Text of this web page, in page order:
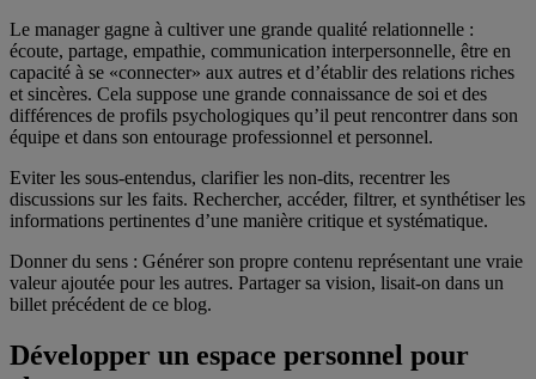
Le manager gagne à cultiver une grande qualité relationnelle :
écoute, partage, empathie, communication interpersonnelle, être en
capacité à se «connecter» aux autres et d’établir des relations riches
et sincères. Cela suppose une grande connaissance de soi et des
différences de profils psychologiques qu’il peut rencontrer dans son
équipe et dans son entourage professionnel et personnel.
Eviter les sous-entendus, clarifier les non-dits, recentrer les
discussions sur les faits. Rechercher, accéder, filtrer, et synthétiser les
informations pertinentes d’une manière critique et systématique.
Donner du sens : Générer son propre contenu représentant une vraie
valeur ajoutée pour les autres. Partager sa vision, lisait-on dans un
billet précédent de ce blog.
Développer un espace personnel pour